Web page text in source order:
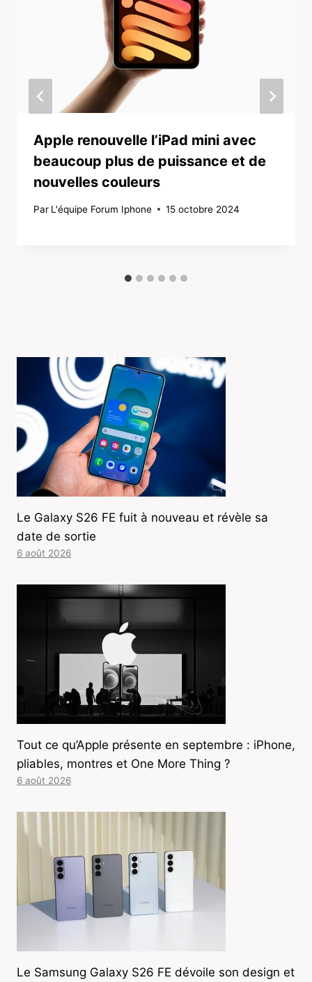
Apple renouvelle l’iPad mini avec
beaucoup plus de puissance et de
nouvelles couleurs
Par L'équipe Forum Iphone 15 octobre 2024
Le Galaxy S26 FE fuit à nouveau et révèle sa
date de sortie
6 août 2026
Tout ce qu’Apple présente en septembre : iPhone,
pliables, montres et One More Thing ?
6 août 2026
Le Samsung Galaxy S26 FE dévoile son design et